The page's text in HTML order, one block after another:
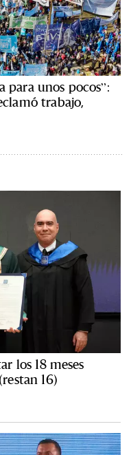
para unos pocos”:
trabajo,
los 18 meses
16)